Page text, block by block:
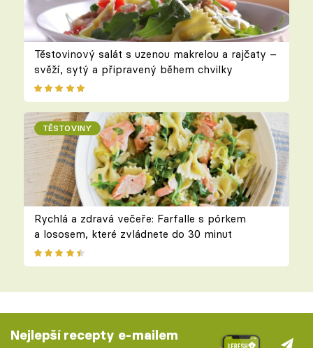
Těstovinový salát s uzenou makrelou a rajčaty –
svěží, sytý a připravený během chvilky
TĚSTOVINY
Rychlá a zdravá večeře: Farfalle s pórkem
a lososem, které zvládnete do 30 minut
Nejlepší recepty e-mailem